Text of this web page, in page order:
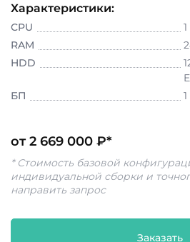
Характеристики:
CPU
RAM
HDD
БП
от 2 669 000 ₽*
* Стоимость базовой
индивидуальной сборки и
направить запрос
Заказать